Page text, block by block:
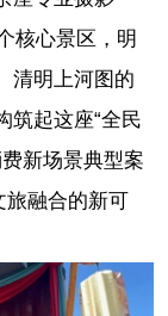
核心景区，明
清明上河图的
筑起这座“全民
新场景典型案
旅融合的新可